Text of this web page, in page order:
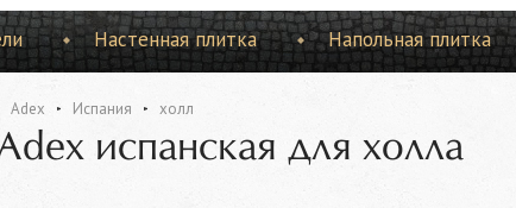
Настенная плитка Напольная плитка
Adex Испания холл
испанская для холла